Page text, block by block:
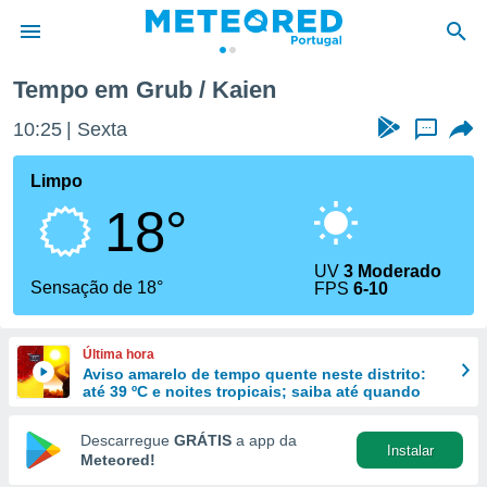
da
foi
fornecidas
a este
das
e
forma
digital
Tempo em Grub / Kaien
10:25 Sexta ...
Limpo
18°
Sensação de 18°
UV3 Moderado
FPS6-10
Última hora
Aviso amarelo de tempo quente neste distrito:
até 39 ºC e noites tropicais; saiba até quando
Descarregue GRÁTIS a app da
Meteored!
Instalar